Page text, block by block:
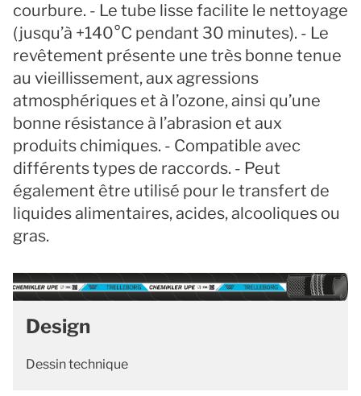
courbure. - Le tube lisse facilite le nettoyage
(jusqu’à +140°C pendant 30 minutes). - Le
revêtement présente une très bonne tenue
au vieillissement, aux agressions
atmosphériques et à l’ozone, ainsi qu’une
bonne résistance à l’abrasion et aux
produits chimiques. - Compatible avec
différents types de raccords. - Peut
également être utilisé pour le transfert de
liquides alimentaires, acides, alcooliques ou
gras.
Design
Dessin technique